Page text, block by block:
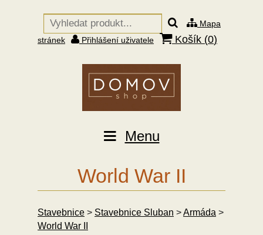
Mapa
stránek
Přihlášení uživatele Košík (0)
Menu
World War II
Stavebnice > Stavebnice Sluban >Armáda >
World War II